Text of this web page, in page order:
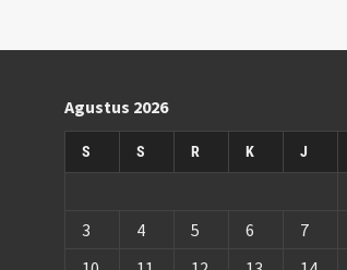
Agustus 2026
S S R K J
3
4 5 6 7